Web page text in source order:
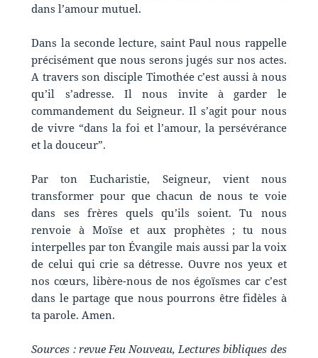
dans l’amour mutuel.
Dans la seconde lecture, saint Paul nous rappelle
précisément que nous serons jugés sur nos actes.
A travers son disciple Timothée c’est aussi à nous
qu’il s’adresse. Il nous invite à garder le
commandement du Seigneur. Il s’agit pour nous
de vivre “dans la foi et l’amour, la persévérance
et la douceur”.
Par ton Eucharistie, Seigneur, vient nous
transformer pour que chacun de nous te voie
dans ses frères quels qu’ils soient. Tu nous
renvoie à Moïse et aux prophètes ; tu nous
interpelles par ton Évangile mais aussi par la voix
de celui qui crie sa détresse. Ouvre nos yeux et
nos cœurs, libère-nous de nos égoïsmes car c’est
dans le partage que nous pourrons être fidèles à
ta parole. Amen.
Sources : revue Feu Nouveau, Lectures bibliques des